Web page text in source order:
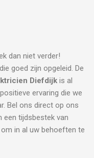
dan niet verder!
die goed zijn opgeleid. De
Diefdijk is al
ervaring die we
Bel ons direct op ons
een tijdsbestek van
in al uw behoeften te